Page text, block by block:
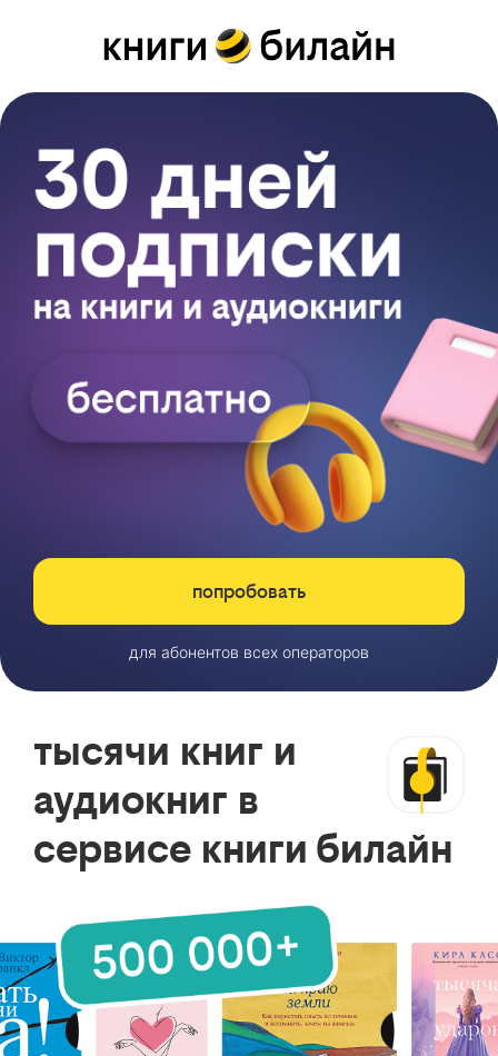
попробовать
для абонентов всех операторов
тысячи книг и
аудиокниг в
сервисе книги билайн